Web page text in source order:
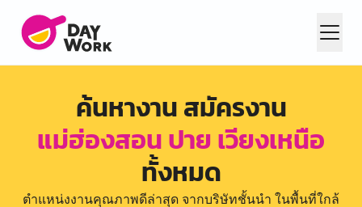
ค้นหางาน สมัครงาน
แม่ฮ่องสอน ปาย เวียงเหนือ
ทั้งหมด
ตำแหน่งงานคุณภาพดีล่าสุด จากบริษัทชั้นนำ ในพื้นที่ใกล้